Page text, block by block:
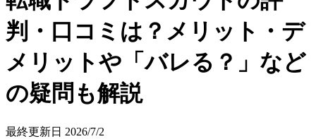
判・口コミは？メリット・デ
メリットや「バレる？」など
の疑問も解説
最終更新日 2026/7/2